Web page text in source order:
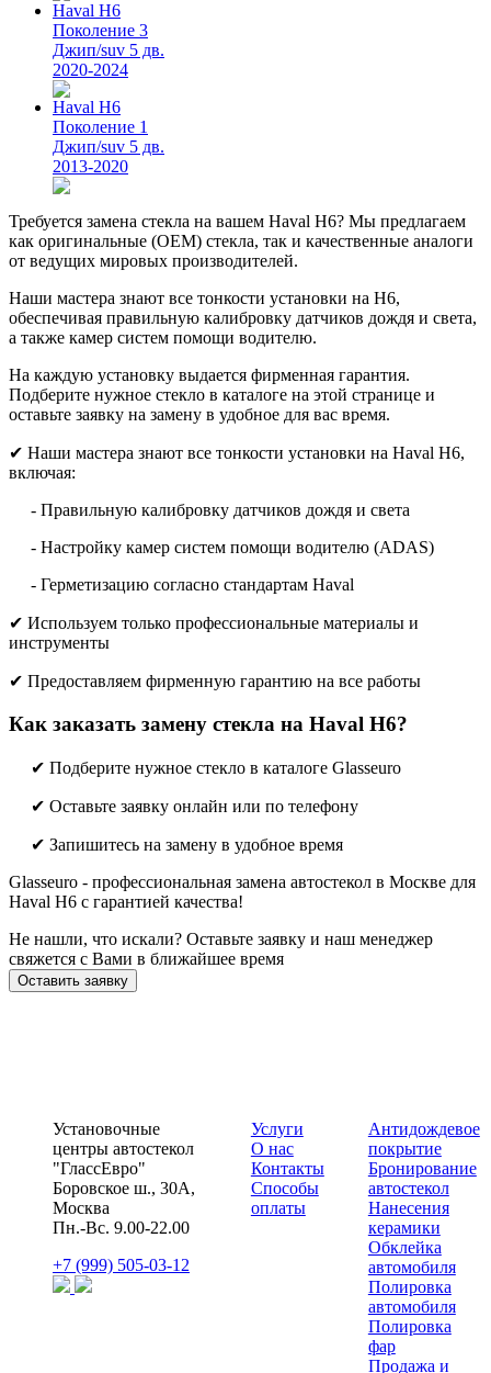
Haval H6
Поколение 3
Джип/suv 5 дв.
2020-2024
Haval H6
Поколение 1
Джип/suv 5 дв.
2013-2020
Требуется замена стекла на вашем Haval H6? Мы предлагаем
как оригинальные (OEM) стекла, так и качественные аналоги
от ведущих мировых производителей.
Наши мастера знают все тонкости установки на H6,
обеспечивая правильную калибровку датчиков дождя и света,
а также камер систем помощи водителю.
На каждую установку выдается фирменная гарантия.
Подберите нужное стекло в каталоге на этой странице и
оставьте заявку на замену в удобное для вас время.
✔ Наши мастера знают все тонкости установки на Haval H6,
включая:
- Правильную калибровку датчиков дождя и света
- Настройку камер систем помощи водителю (ADAS)
- Герметизацию согласно стандартам Haval
✔ Используем только профессиональные материалы и
инструменты
✔ Предоставляем фирменную гарантию на все работы
Как заказать замену стекла на Haval H6?
✔ Подберите нужное стекло в каталоге Glasseuro
✔ Оставьте заявку онлайн или по телефону
✔ Запишитесь на замену в удобное время
Glasseuro - профессиональная замена автостекол в Москве для
Haval H6 с гарантией качества!
Не нашли, что искали? Оставьте заявку и наш менеджер
свяжется с Вами в ближайшее время
Оставить заявку
Установочные
центры автостекол
"ГлассЕвро"
Боровское ш., 30А,
Москва
Пн.-Вс. 9.00-22.00
+7 (999) 505-03-12
Услуги
О нас
Контакты
Способы
оплаты
Антидождевое
покрытие
Бронирование
автостекол
Нанесения
керамики
Обклейка
автомобиля
Полировка
автомобиля
Полировка
фар
Продажа и